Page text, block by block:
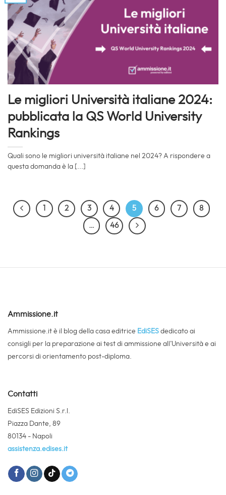
Le migliori Università italiane 2024:
pubblicata la QS World University
Rankings
Quali sono le migliori università italiane nel 2024? A rispondere a
questa domanda è la [...]
2 3 4 5 6 7 8
… 46
Ammissione.it
Ammissione.it è il blog della casa editrice EdiSES dedicato ai
consigli per la preparazione ai test di ammissione all’Università e ai
percorsi di orientamento post-diploma.
Contatti
EdiSES Edizioni S.r.l.
Piazza Dante, 89
80134 - Napoli
assistenza.edises.it